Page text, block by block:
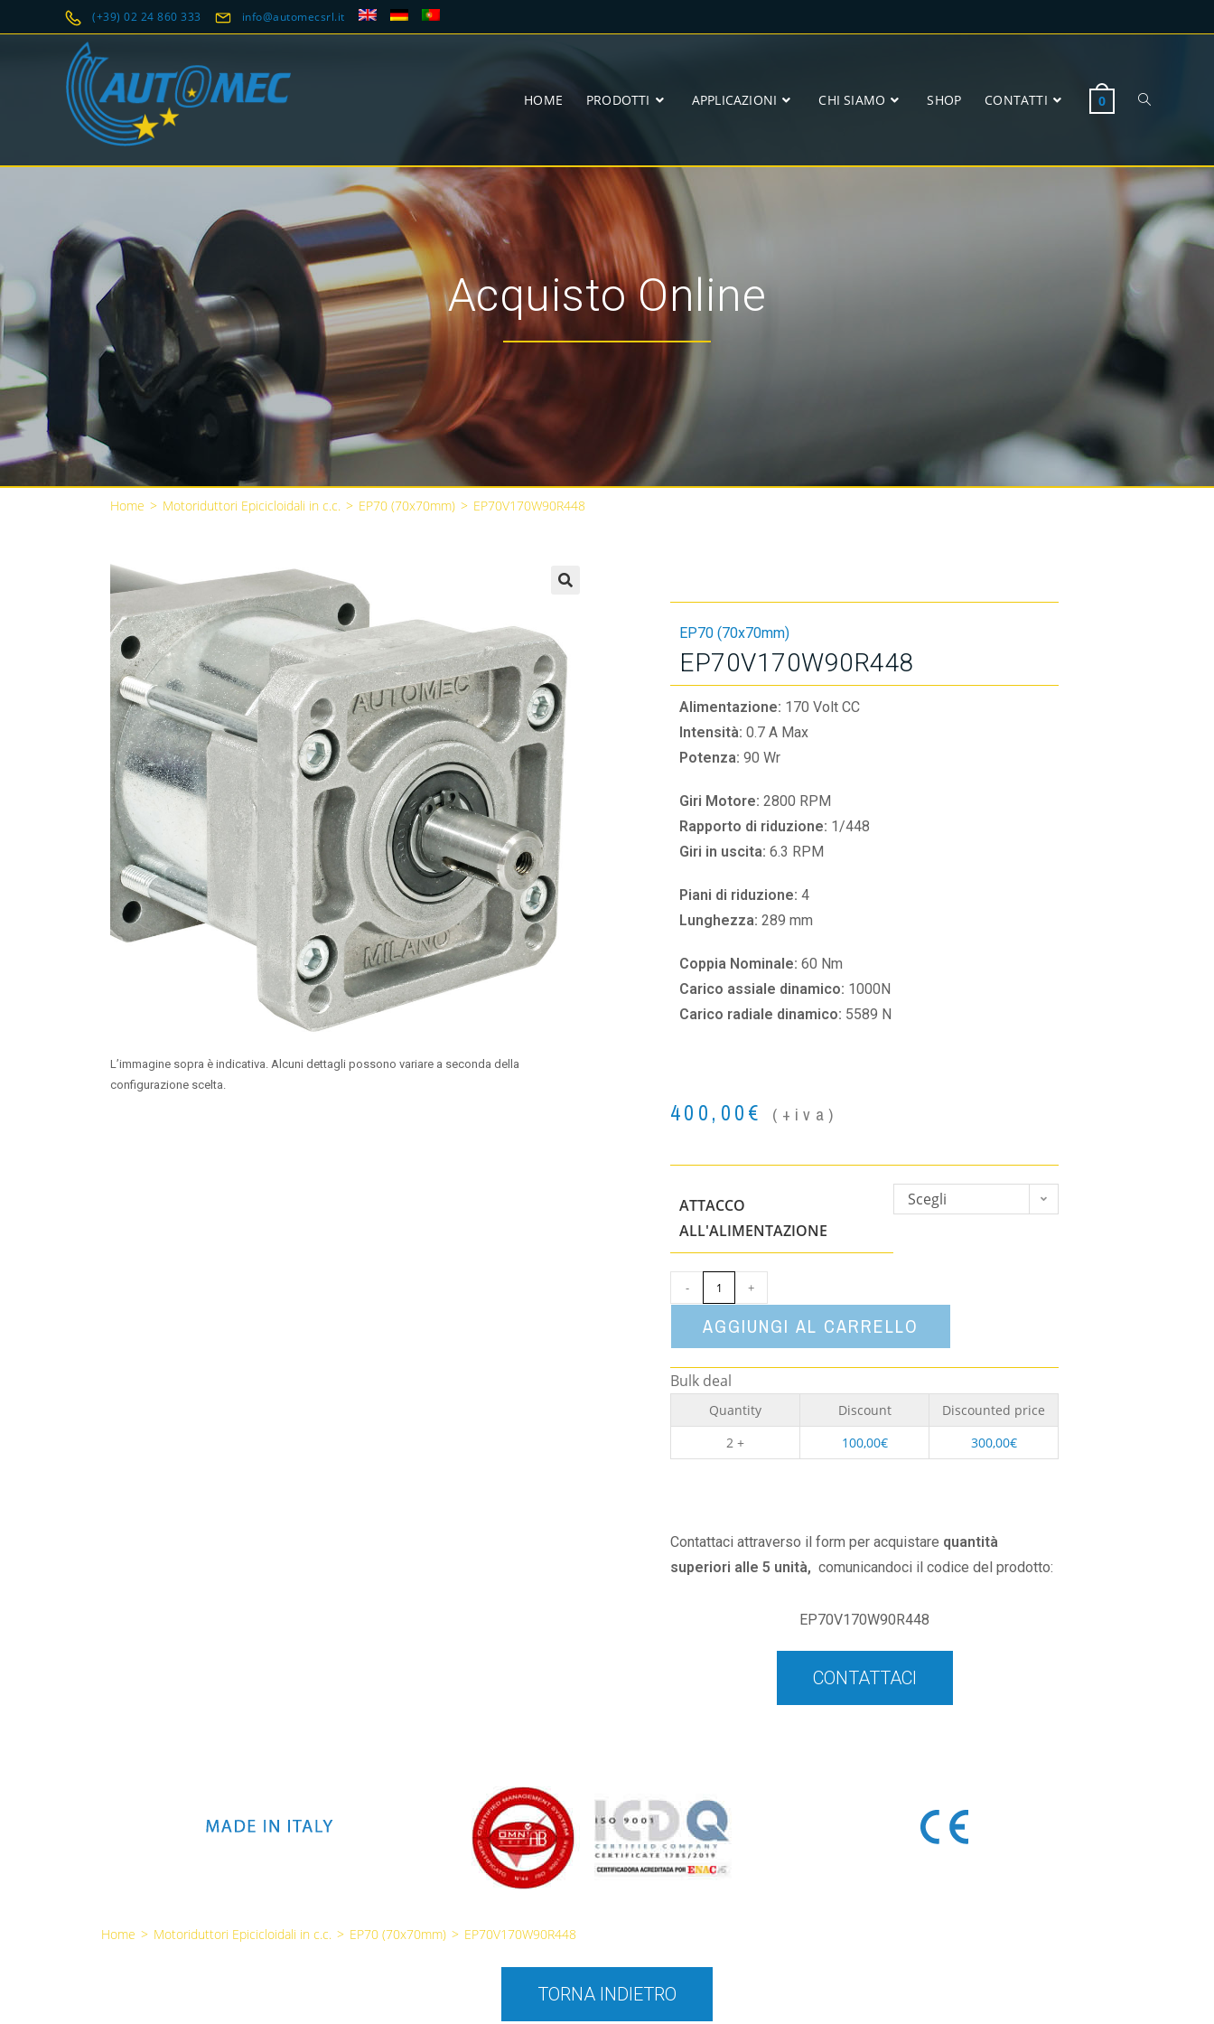
(+39) 02 24 860 333 info@automecsrl.it
HOME PRODOTTI APPLICAZIONI CHI SIAMO SHOP CONTATTI 0
Acquisto Online
Home > Motoriduttori Epicicloidali in c.c. > EP70 (70x70mm) > EP70V170W90R448
L’immagine sopra è indicativa. Alcuni dettagli possono variare a seconda della
configurazione scelta.
EP70 (70x70mm)
EP70V170W90R448
Alimentazione: 170 Volt CC
Intensità: 0.7 A Max
Potenza: 90 Wr
Giri Motore: 2800 RPM
Rapporto di riduzione: 1/448
Giri in uscita: 6.3 RPM
Piani di riduzione: 4
Lunghezza: 289 mm
Coppia Nominale: 60 Nm
Carico assiale dinamico: 1000N
Carico radiale dinamico: 5589 N
400,00€ (+iva)
ATTACCO
ALL'ALIMENTAZIONE
Scegli
- +
AGGIUNGI AL CARRELLO
Bulk deal
Quantity Discount
Discounted price
2 +
100,00€ 300,00€
Contattaci attraverso il form per acquistare quantità
superiori alle 5 unità, comunicandoci il codice del prodotto:
EP70V170W90R448
CONTATTACI
Home > Motoriduttori Epicicloidali in c.c. > EP70 (70x70mm) > EP70V170W90R448
TORNA INDIETRO